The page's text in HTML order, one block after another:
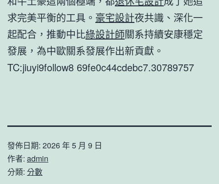
求完美平衡的工具。 豪宅設計夜共識、深化一
起配合，推動中比綠設計師關系持續安康穩定
發展，為中歐關系發展作出新貢獻。
TC:jiuyi9follow8 69fe0c44cdebc7.30789757
發佈日期: 2026 年 5 月 9 日
作者: admin
分類: 分數